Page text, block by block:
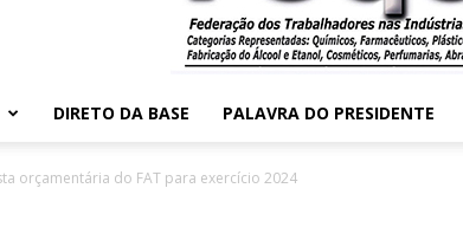
DIRETO DA BASE PALAVRA DO PRESIDENTE
orçamentária do FAT para exercício 2024